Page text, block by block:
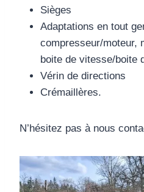
Sièges
Adaptations en tout
compresseur/moteur,
boite de vitesse/boite
Vérin de directions
Crémaillères.
N’hésitez pas à nous